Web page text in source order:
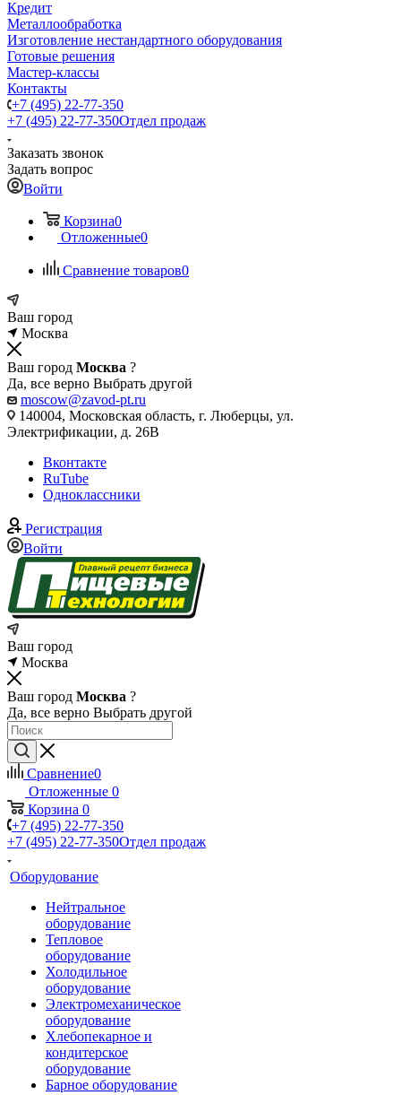
Кредит
Металлообработка
Изготовление нестандартного оборудования
Готовые решения
Мастер-классы
Контакты
+7 (495) 22-77-350
+7 (495) 22-77-350Отдел продаж
Заказать звонок
Задать вопрос
Войти
Корзина0
Отложенные0
Сравнение товаров0
Ваш город
Москва
Ваш город Москва ?
Да, все верно Выбрать другой
moscow@zavod-pt.ru
140004, Московская область, г. Люберцы, ул.
Электрификации, д. 26В
Вконтакте
RuTube
Одноклассники
Регистрация
Войти
Ваш город
Москва
Ваш город Москва ?
Да, все верно Выбрать другой
Сравнение0
Отложенные 0
Корзина 0
+7 (495) 22-77-350
+7 (495) 22-77-350Отдел продаж
Оборудование
Нейтральное
оборудование
Тепловое
оборудование
Холодильное
оборудование
Электромеханическое
оборудование
Хлебопекарное и
кондитерское
оборудование
Барное оборудование